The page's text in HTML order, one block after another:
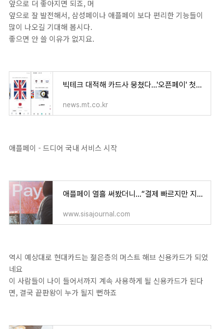
앞으로 더 좋아지면 되죠, 머
앞으로 잘 발전해서, 삼성페이나 애플페이 보다 편리한 기능들이
많이 나오길 기대해 봅시다.
좋으면 안 쓸 이유가 없지요.
빅테크 대적해 카드사 뭉쳤다…'오픈페이' 첫발 뗐다 - 머니투데이
news.mt.co.kr
애플페이 - 드디어 국내 서비스 시작
애플페이 열흘 써봤더니…“결제 빠르지만 지갑은 챙겨야” - 시사저널
www.sisajournal.com
역시 예상대로 현대카드는 젊은층의 머스트 해브 신용카드가 되었
네요
이 사람들이 나이 들어서까지 계속 사용하게 될 신용카드가 된다
면, 결국 끝판왕이 누가 될지 뻔하죠